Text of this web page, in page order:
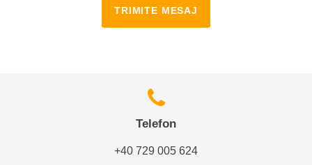
TRIMITE MESAJ
Telefon
+40 729 005 624